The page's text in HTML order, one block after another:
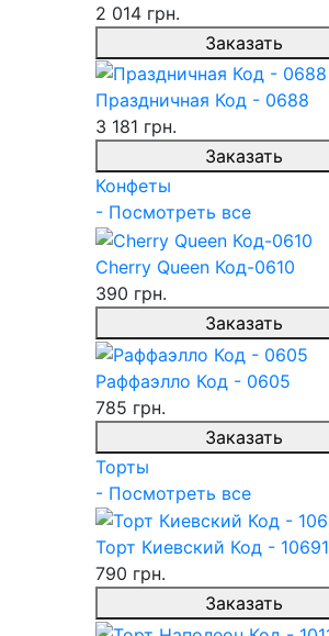
2 014 грн.
Заказать
Праздничная Код - 0688
3 181 грн.
Заказать
Конфеты
- Посмотреть все
Cherry Queen Код-0610
390 грн.
Заказать
Раффаэлло Код - 0605
785 грн.
Заказать
Торты
- Посмотреть все
Торт Киевский Код - 10691
790 грн.
Заказать